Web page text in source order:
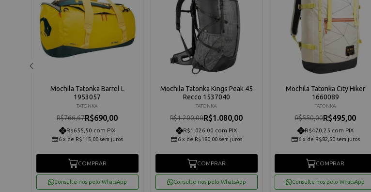
Mochila Tatonka Barrel L
1953057
TATONKA
R$766,67R$690,00
R$655,50 com PIX
6 x de R$115,00 sem juros
COMPRAR
Consulte-nos pelo WhatsApp
Mochila Tatonka Kings Peak 45
Recco 1537040
TATONKA
R$1.200,00R$1.080,00
R$1.026,00 com PIX
6 x de R$180,00 sem juros
COMPRAR
Consulte-nos pelo WhatsApp
Mochila Tatonka City Hiker
1660089
TATONKA
R$550,00R$495,00
R$470,25 com PIX
6 x de R$82,50 sem juros
COMPRAR
Consulte-nos pelo WhatsApp